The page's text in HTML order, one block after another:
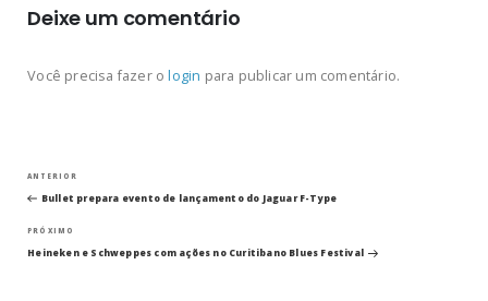
Deixe um comentário
Você precisa fazer ologin para publicar um comentário.
Navegação
de
Post
Post
anterior
ANTERIOR
Bullet prepara evento de lançamento do Jaguar F-Type
Próximo
post
PRÓXIMO
Heineken e Schweppes com ações no Curitibano Blues Festival